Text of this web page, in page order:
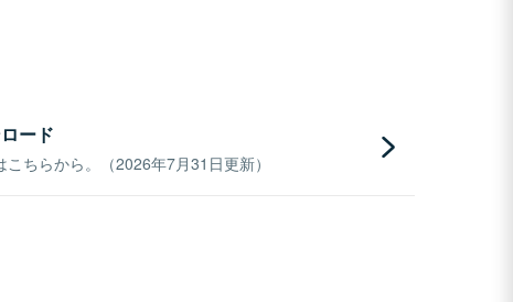
ード
ちらから。（2026年7月31日更新）